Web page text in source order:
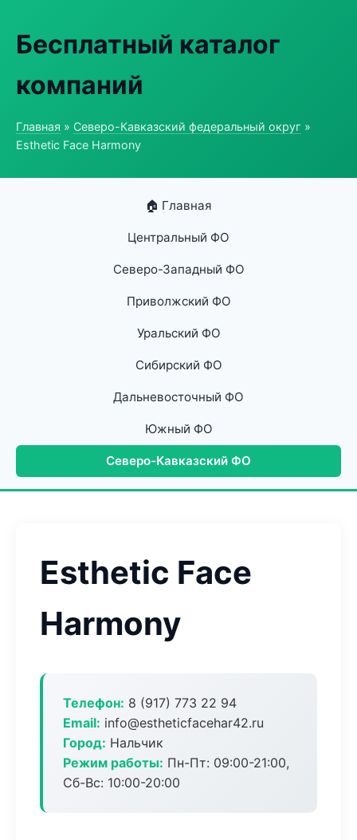
Бесплатный каталог
компаний
Главная » Северо-Кавказский федеральный округ »
Esthetic Face Harmony
🏠 Главная
Центральный ФО
Северо-Западный ФО
Приволжский ФО
Уральский ФО
Сибирский ФО
Дальневосточный ФО
Южный ФО
Северо-Кавказский ФО
Esthetic Face
Harmony
Телефон: 8 (917) 773 22 94
Email: info@estheticfacehar42.ru
Город: Нальчик
Режим работы: Пн-Пт: 09:00-21:00,
Сб-Вс: 10:00-20:00